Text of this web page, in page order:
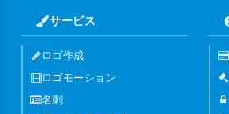
サービス
ロゴ作成
ロゴモーション
名刺